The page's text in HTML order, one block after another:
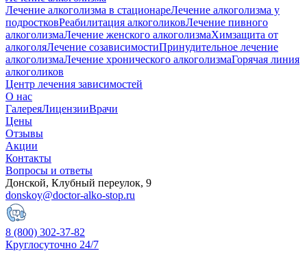
Лечение алкоголизма в стационареЛечение алкоголизма у
подростковРеабилитация алкоголиковЛечение пивного
алкоголизмаЛечение женского алкоголизмаХимзащита от
алкоголяЛечение созависимостиПринудительное лечение
алкоголизмаЛечение хронического алкоголизмаГорячая линия
алкоголиков
Центр лечения зависимостей
О нас
ГалереяЛицензииВрачи
Цены
Отзывы
Акции
Контакты
Вопросы и ответы
Донской, Клубный переулок, 9
donskoy@doctor-alko-stop.ru
8 (800) 302-37-82
Круглосуточно 24/7